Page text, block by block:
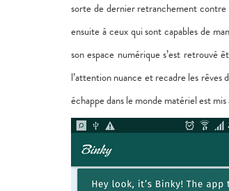
sorte de dernier retranchement contre
ensuite à ceux qui sont capables de
son espace numérique s’est
l’attention nuance et recadre les rêves
échappe dans le monde matériel est